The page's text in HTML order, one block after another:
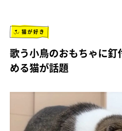
猫が好き
歌う小鳥のおもちゃに
める猫が話題